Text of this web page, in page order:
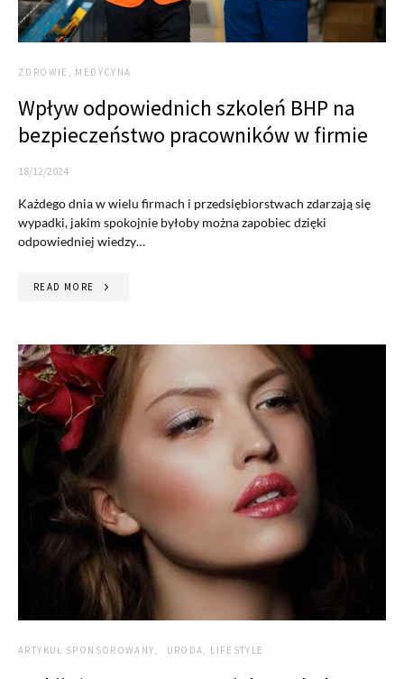
ZDROWIE, MEDYCYNA
Wpływ odpowiednich szkoleń BHP na
bezpieczeństwo pracowników w firmie
18/12/2024
Każdego dnia w wielu firmach i przedsiębiorstwach zdarzają się
wypadki, jakim spokojnie byłoby można zapobiec dzięki
odpowiedniej wiedzy…
READ MORE
ARTYKUŁ SPONSOROWANY URODA, LIFESTYLE